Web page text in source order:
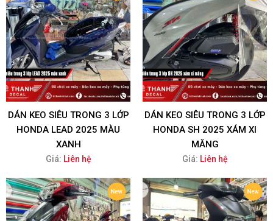
DÁN KEO SIÊU TRONG 3 LỚP
HONDA LEAD 2025 MÀU
XANH
Giá: Liên hệ
DÁN KEO SIÊU TRONG 3 LỚP
HONDA SH 2025 XÁM XI
MĂNG
Giá: Liên hệ